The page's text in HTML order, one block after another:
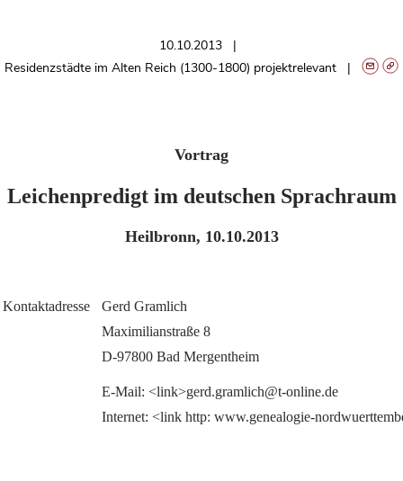
10.10.2013
Residenzstädte im Alten Reich (1300-1800) projektrelevant
Vortrag
Leichenpredigt im deutschen Sprachraum
Heilbronn, 10.10.2013
Kontaktadresse
Gerd Gramlich
Maximilianstraße 8
D-97800 Bad Mergentheim
E-Mail: <link>gerd.gramlich@t-online.de
Internet: <link http: www.genealogie-